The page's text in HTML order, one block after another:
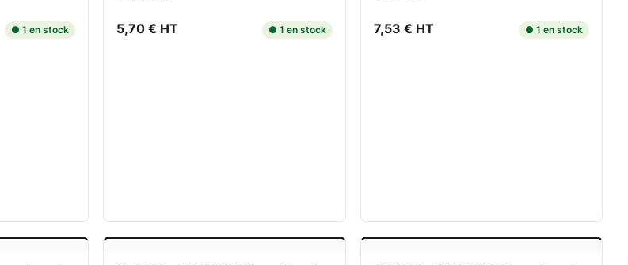
● 1 en stock 5,70 € HT ● 1 en stock 7,53 € HT ● 1 en stock